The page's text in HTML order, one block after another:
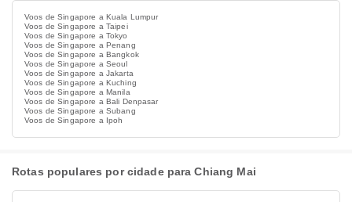
Voos de Singapore a Kuala Lumpur
Voos de Singapore a Taipei
Voos de Singapore a Tokyo
Voos de Singapore a Penang
Voos de Singapore a Bangkok
Voos de Singapore a Seoul
Voos de Singapore a Jakarta
Voos de Singapore a Kuching
Voos de Singapore a Manila
Voos de Singapore a Bali Denpasar
Voos de Singapore a Subang
Voos de Singapore a Ipoh
Rotas populares por cidade para Chiang Mai